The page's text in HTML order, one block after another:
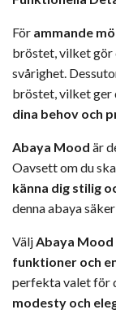
För ammande
bröstet, vilket gör
svårighet.
bröstet, vilket ger
dina behov och
Abaya Mood är
Oavsett om du
känna dig stilig
denna abaya
Välj Abaya
funktioner och
perfekta valet för
modesty och